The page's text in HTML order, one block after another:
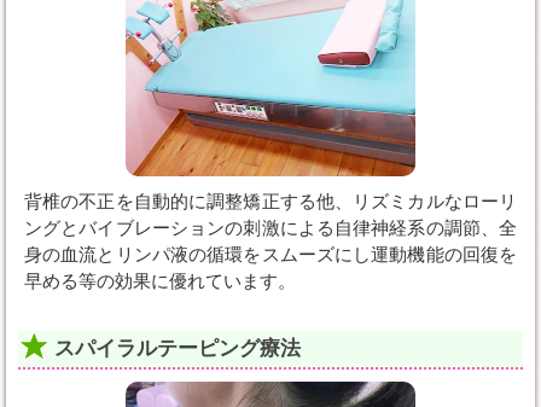
背椎の不正を自動的に調整矯正する他、リズミカルなローリ
ングとバイブレーションの刺激による自律神経系の調節、全
身の血流とリンパ液の循環をスムーズにし運動機能の回復を
早める等の効果に優れています。
スパイラルテーピング療法